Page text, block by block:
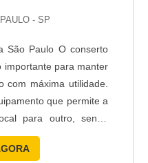
- SP
São Paulo O conserto
importante para manter
com máxima utilidade.
que permite a
para outro, sendo
de água, bem como
necessário. Existem